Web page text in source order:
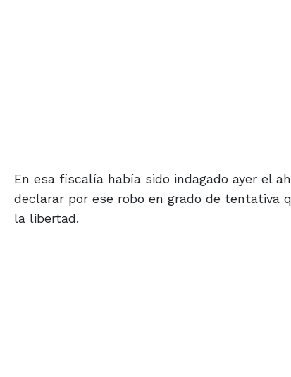
En esa fiscalía había sido indagado ayer el
declarar por ese robo en grado de tentativa
la libertad.